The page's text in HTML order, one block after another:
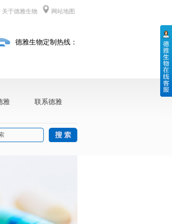
关于德雅生物 网站地图
德雅生物定制热线：
雅 联系德雅